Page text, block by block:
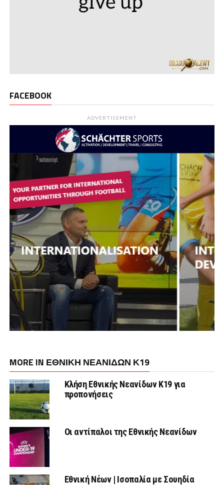
FACEBOOK
ADVERTISEMENT
MORE IN ΕΘΝΙΚΗ ΝΕΑΝΙΔΩΝ Κ19
Κλήση Εθνικής Νεανίδων Κ19 για
προπονήσεις
Οι αντίπαλοι της Εθνικής Νεανίδων
Εθνική Νέων | Ισοπαλία με Σουηδία